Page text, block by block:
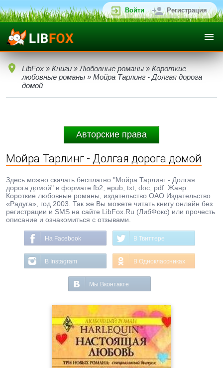
Войти Регистрация
LibFox » Книги » Любовные романы » Короткие
любовные романы » Мойра Тарлинг - Долгая дорога
домой
Авторские права
Мойра Тарлинг - Долгая дорога домой
Здесь можно скачать бесплатно "Мойра Тарлинг - Долгая
дорога домой" в формате fb2, epub, txt, doc, pdf. Жанр:
Короткие любовные романы, издательство ОАО Издательство
«Радуга», год 2003. Так же Вы можете читать книгу онлайн без
регистрации и SMS на сайте LibFox.Ru (ЛибФокс) или прочесть
описание и ознакомиться с отзывами.
На Facebook В Твиттере
В Instagram В Одноклассниках
Мы Вконтакте